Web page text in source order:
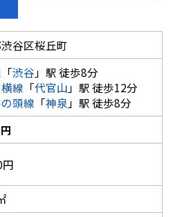
谷区桜丘町
「渋谷 」駅 徒歩8分
線 「代官山 」駅 徒歩12分
頭線 「神泉 」駅 徒歩8分